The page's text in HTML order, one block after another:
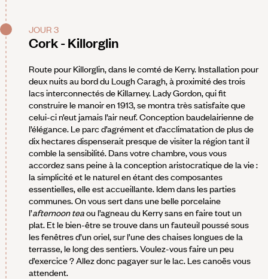
JOUR 3
Cork - Killorglin
Route pour Killorglin, dans le comté de Kerry. Installation pour
deux nuits au bord du Lough Caragh, à proximité des trois
lacs interconnectés de Killarney. Lady Gordon, qui fit
construire le manoir en 1913, se montra très satisfaite que
celui-ci n’eut jamais l’air neuf. Conception baudelairienne de
l’élégance. Le parc d’agrément et d’acclimatation de plus de
dix hectares dispenserait presque de visiter la région tant il
comble la sensibilité. Dans votre chambre, vous vous
accordez sans peine à la conception aristocratique de la vie :
la simplicité et le naturel en étant des composantes
essentielles, elle est accueillante. Idem dans les parties
communes. On vous sert dans une belle porcelaine
l’afternoon teaou l’agneau du Kerry sans en faire tout un
plat. Et le bien-être se trouve dans un fauteuil poussé sous
les fenêtres d’un oriel, sur l’une des chaises longues de la
terrasse, le long des sentiers. Voulez-vous faire un peu
d’exercice ? Allez donc pagayer sur le lac. Les canoës vous
attendent.